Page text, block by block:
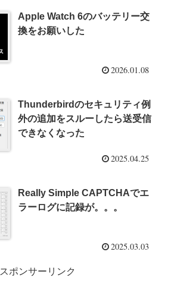
Apple Watch 6のバッテリー交
換をお願いした
2026.01.08
Thunderbirdのセキュリティ例
外の追加をスルーしたら送受信
できなくなった
2025.04.25
Really Simple CAPTCHAでエ
ラーログに記録が。。。
2025.03.03
スポンサーリンク